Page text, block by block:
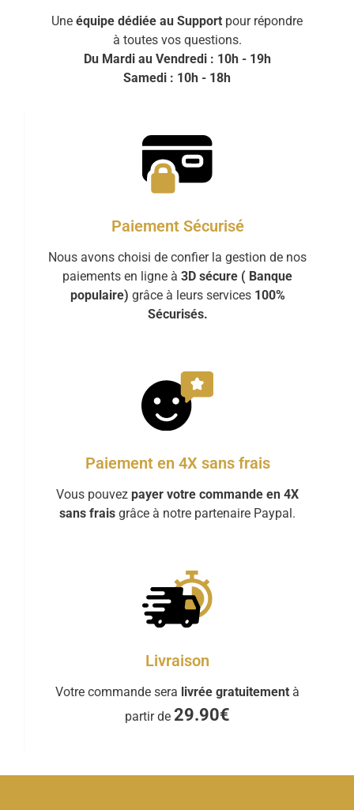
Une équipe dédiée au Support pour répondre
à toutes vos questions.
Du Mardi au Vendredi : 10h - 19h
Samedi : 10h - 18h
Paiement Sécurisé
Nous avons choisi de confier la gestion de nos
paiements en ligne à 3D sécure ( Banque
populaire) grâce à leurs services 100%
Sécurisés.
Paiement en 4X sans frais
Vous pouvez payer votre commande en 4X
sans frais grâce à notre partenaire Paypal.
Livraison
Votre commande sera livrée gratuitement à
partir de 29.90€